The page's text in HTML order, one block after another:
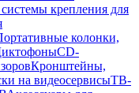
крепления для
колонки,
CD-
Кронштейны,
на видеосервисыТВ-